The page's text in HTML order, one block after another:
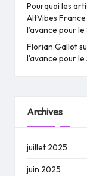
Pourquoi les
AltVibes France
l’avance pour
Florian Gallot
l’avance pour
Archives
juillet 2025
juin 2025